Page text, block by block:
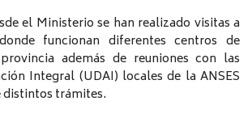
el Ministerio se han realizado visitas a
funcionan diferentes centros de
además de reuniones con las
Integral (UDAI) locales de la ANSES
distintos trámites.